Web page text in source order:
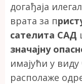
догађаја
врата за п
сателита САД
значајну
имајући у
располаже